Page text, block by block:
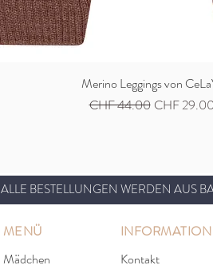
Schnellansicht
Merino Leggings von
Standardpreis
CHF 44.00 Sale-Preis
CHF 29.00
ALLE BESTELLUNGEN WERDEN AUS
MENÜ
INFORMATION
Mädchen
Kontakt